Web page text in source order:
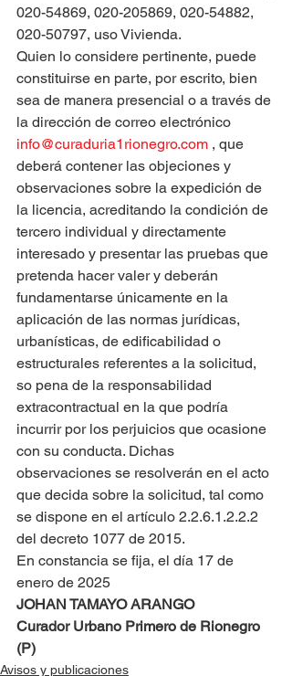
020-54869, 020-205869, 020-54882,
020-50797, uso Vivienda.
Quien lo considere pertinente, puede
constituirse en parte, por escrito, bien
sea de manera presencial o a través de
la dirección de correo electrónico
info@curaduria1rionegro.com , que
deberá contener las objeciones y
observaciones sobre la expedición de
la licencia, acreditando la condición de
tercero individual y directamente
interesado y presentar las pruebas que
pretenda hacer valer y deberán
fundamentarse únicamente en la
aplicación de las normas jurídicas,
urbanísticas, de edificabilidad o
estructurales referentes a la solicitud,
so pena de la responsabilidad
extracontractual en la que podría
incurrir por los perjuicios que ocasione
con su conducta. Dichas
observaciones se resolverán en el acto
que decida sobre la solicitud, tal como
se dispone en el artículo 2.2.6.1.2.2.2
del decreto 1077 de 2015.
En constancia se fija, el día 17 de
enero de 2025
JOHAN TAMAYO ARANGO
Curador Urbano Primero de Rionegro
(P)
Avisos y publicaciones